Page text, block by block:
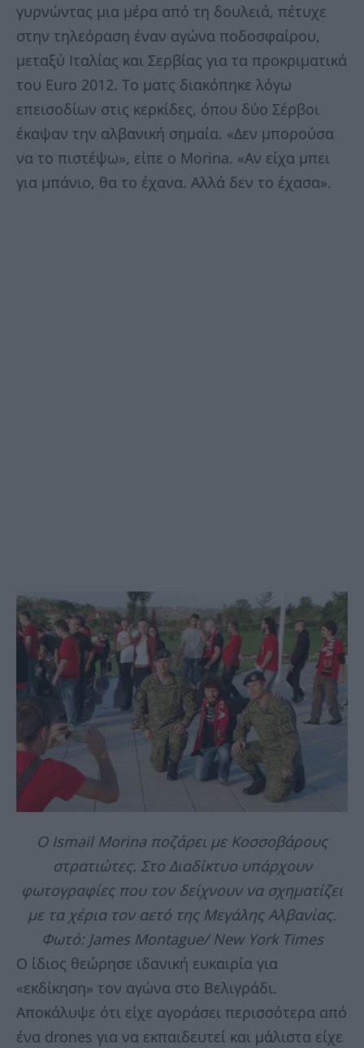
γυρνώντας μια μέρα από τη δουλειά, πέτυχε
στην τηλεόραση έναν αγώνα ποδοσφαίρου,
μεταξύ Ιταλίας και Σερβίας για τα προκριματικά
του Euro 2012. Το ματς διακόπηκε λόγω
επεισοδίων στις κερκίδες, όπου δύο Σέρβοι
έκαψαν την αλβανική σημαία. «Δεν μπορούσα
να το πιστέψω», είπε ο Morina. «Αν είχα μπει
για μπάνιο, θα το έχανα. Αλλά δεν το έχασα».
Ο Ismail Morina ποζάρει με Κοσσοβάρους
στρατιώτες. Στο Διαδίκτυο υπάρχουν
φωτογραφίες που τον δείχνουν να σχηματίζει
με τα χέρια τον αετό της Μεγάλης Αλβανίας.
Φωτό: James Montague/ New York Times
Ο ίδιος θεώρησε ιδανική ευκαιρία για
«εκδίκηση» τον αγώνα στο Βελιγράδι.
Αποκάλυψε ότι είχε αγοράσει περισσότερα από
ένα drones για να εκπαιδευτεί και μάλιστα είχε